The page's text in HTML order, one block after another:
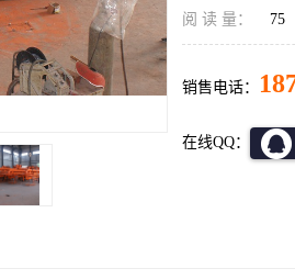
阅 读 量： 75
销售电话：
在线QQ：